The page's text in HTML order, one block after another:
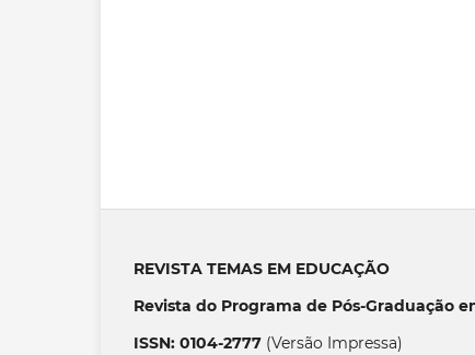
REVISTA TEMAS EM EDUCAÇÃO
Revista do Programa de Pós-Graduação
ISSN: 0104-2777 (Versão Impressa)